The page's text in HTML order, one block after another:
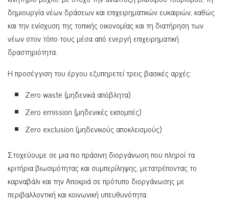
δημιουργία νέων δράσεων και επιχειρηματικών ευκαιριών, καθώς
και την ενίσχυση της τοπικής οικονομίας και τη διατήρηση των
νέων στον τόπο τους μέσα από ενεργή επιχειρηματική
δραστηριότητα.
Η προσέγγιση του έργου εξυπηρετεί τρεις βασικές αρχές:
Zero waste (μηδενικά απόβλητα)
Zero emission (μηδενικές εκπομπές)
Zero exclusion (μηδενικούς αποκλεισμούς)
Στοχεύουμε σε μια πιο πράσινη διοργάνωση που πληροί τα
κριτήρια βιωσιμότητας και συμπερίληψης, μετατρέποντας το
καρναβάλι και την Αποκριά σε πρότυπο διοργάνωσης με
περιβαλλοντική και κοινωνική υπευθυνότητα.